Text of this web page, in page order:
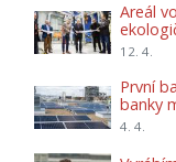
Areál
12. 4.
První
banky
4. 4.